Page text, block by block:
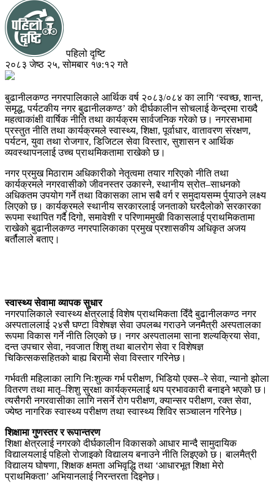
पहिलो दृष्टि
२०८३ जेष्ठ २५, सोमबार १७:१२ गते
बुढानीलकण्ठ नगरपालिकाले आर्थिक वर्ष २०८३/०८४ का लागि ‘स्वच्छ, शान्त,
समृद्ध, पर्यटकीय नगर बुढानीलकण्ठ’ को दीर्घकालीन सोचलाई केन्द्रमा राख्दै
महत्वाकांक्षी वार्षिक नीति तथा कार्यक्रम सार्वजनिक गरेको छ। नगरसभामा
प्रस्तुत नीति तथा कार्यक्रमले स्वास्थ्य, शिक्षा, पूर्वाधार, वातावरण संरक्षण,
पर्यटन, युवा तथा रोजगार, डिजिटल सेवा विस्तार, सुशासन र आर्थिक
व्यवस्थापनलाई उच्च प्राथमिकतामा राखेको छ।
नगर प्रमुख मिठाराम अधिकारीको नेतृत्वमा तयार गरिएको नीति तथा
कार्यक्रमले नगरवासीको जीवनस्तर उकास्ने, स्थानीय स्रोत–साधनको
अधिकतम उपयोग गर्ने तथा विकासका लाभ सबै वर्ग र समुदायसम्म र्पुयाउने लक्ष्य
लिएको छ। कार्यक्रमले स्थानीय सरकारलाई जनताको घरदैलोको सरकारका
रूपमा स्थापित गर्दै दिगो, समावेशी र परिणाममुखी विकासलाई प्राथमिकतामा
राखेको बुढानीलकण्ठ नगरपालिकाका प्रमुख प्रशासकीय अधिकृत अजय
बर्तौलाले बताए।
स्वास्थ्य सेवामा व्यापक सुधार
नगरपालिकाले स्वास्थ्य क्षेत्रलाई विशेष प्राथमिकता दिँदै बुढानीलकण्ठ नगर
अस्पताललाई २४सै घण्टा विशेषज्ञ सेवा उपलब्ध गराउने जनमैत्री अस्पतालका
रूपमा विकास गर्ने नीति लिएको छ। नगर अस्पतालमा साना शल्यक्रिया सेवा,
दन्त उपचार सेवा, नवजात शिशु तथा बालरोग सेवा र विशेषज्ञ
चिकित्सकसहितको बाह्य बिरामी सेवा विस्तार गरिनेछ।
गर्भवती महिलाका लागि निःशुल्क गर्भ परीक्षण, भिडियो एक्स–रे सेवा, न्यानो झोला
वितरण तथा मातृ–शिशु सुरक्षा कार्यक्रमलाई थप प्रभावकारी बनाइने भएको छ।
त्यसैगरी नगरवासीका लागि नसर्ने रोग परीक्षण, क्यान्सर परीक्षण, रक्त सेवा,
ज्येष्ठ नागरिक स्वास्थ्य परीक्षण तथा स्वास्थ्य शिविर सञ्चालन गरिनेछ।
शिक्षामा गुणस्तर र रूपान्तरण
शिक्षा क्षेत्रलाई नगरको दीर्घकालीन विकासको आधार मान्दै सामुदायिक
विद्यालयलाई पहिलो रोजाइको विद्यालय बनाउने नीति लिइएको छ। बालमैत्री
विद्यालय घोषणा, शिक्षक क्षमता अभिवृद्धि तथा ‘आधारभूत शिक्षा मेरो
प्राथमिकता’ अभियानलाई निरन्तरता दिइनेछ।